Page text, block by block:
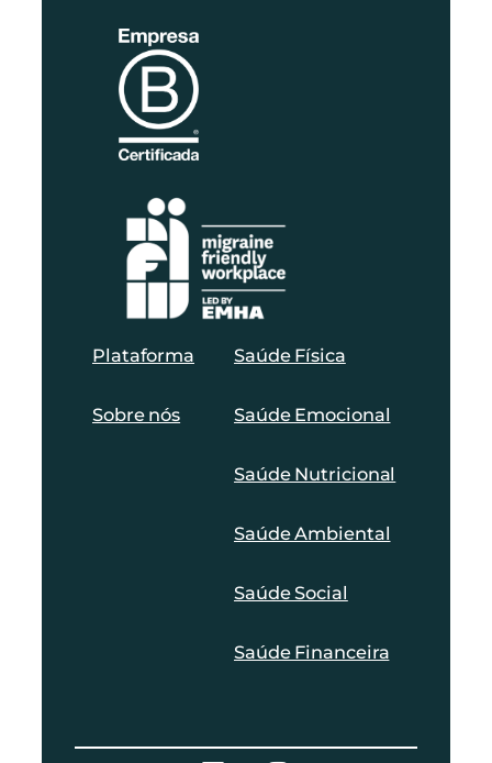
Plataforma
Sobre nós
Saúde Física
Saúde Emocional
Saúde Nutricional
Saúde Ambiental
Saúde Social
Saúde Financeira